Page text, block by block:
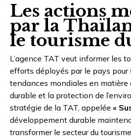
Les actions
par la
le tourisme
L’agence TAT veut informer les
efforts déployés par le pays pour
tendances mondiales en
durable et la protection de
stratégie de la TAT, appelée «
développement durable
transformer le secteur du